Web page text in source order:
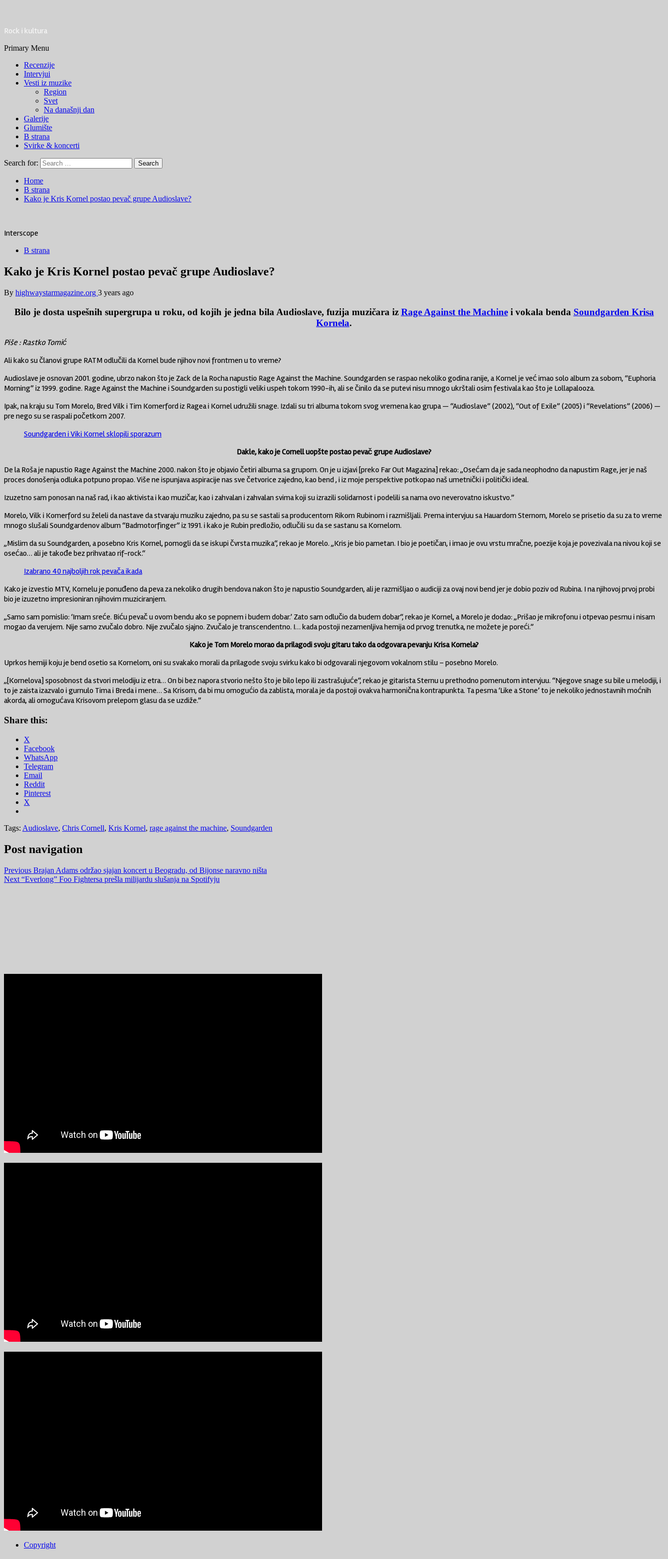
Rock i kultura
Primary Menu
Recenzije
Intervjui
Vesti iz muzike
Region
Svet
Na današnji dan
Galerije
Glumište
B strana
Svirke & koncerti
Search for:
Home
B strana
Kako je Kris Kornel postao pevač grupe Audioslave?
Interscope
B strana
Kako je Kris Kornel postao pevač grupe Audioslave?
By highwaystarmagazine.org 3 years ago
Bilo je dosta uspešnih supergrupa u roku, od kojih je jedna bila Audioslave, fuzija muzičara iz Rage Against the Machinei vokala benda Soundgarden Krisa
Kornela.
Piše : Rastko Tomić
Ali kako su članovi grupe RATM odlučili da Kornel bude njihov novi frontmen u to vreme?
Audioslave je osnovan 2001. godine, ubrzo nakon što je Zack de la Rocha napustio Rage Against the Machine. Soundgarden se raspao nekoliko godina ranije, a Kornel je već imao solo album za sobom, “Euphoria
Morning” iz 1999. godine. Rage Against the Machine i Soundgarden su postigli veliki uspeh tokom 1990-ih, ali se činilo da se putevi nisu mnogo ukrštali osim festivala kao što je Lollapalooza.
Ipak, na kraju su Tom Morelo, Bred Vilk i Tim Komerford iz Ragea i Kornel udružili snage. Izdali su tri albuma tokom svog vremena kao grupa — “Audioslave” (2002), “Out of Exile” (2005) i “Revelations” (2006) —
pre nego su se raspali početkom 2007.
Soundgarden i Viki Kornel sklopili sporazum
Dakle, kako je Cornell uopšte postao pevač grupe Audioslave?
De la Roša je napustio Rage Against the Machine 2000. nakon što je objavio četiri albuma sa grupom. On je u izjavi [preko Far Out Magazina] rekao: „Osećam da je sada neophodno da napustim Rage, jer je naš
proces donošenja odluka potpuno propao. Više ne ispunjava aspiracije nas sve četvorice zajedno, kao bend , i iz moje perspektive potkopao naš umetnički i politički ideal.
Izuzetno sam ponosan na naš rad, i kao aktivista i kao muzičar, kao i zahvalan i zahvalan svima koji su izrazili solidarnost i podelili sa nama ovo neverovatno iskustvo.”
Morelo, Vilk i Komerford su želeli da nastave da stvaraju muziku zajedno, pa su se sastali sa producentom Rikom Rubinom i razmišljali. Prema intervjuu sa Hauardom Sternom, Morelo se prisetio da su za to vreme
mnogo slušali Soundgardenov album “Badmotorfinger” iz 1991. i kako je Rubin predložio, odlučili su da se sastanu sa Kornelom.
„Mislim da su Soundgarden, a posebno Kris Kornel, pomogli da se iskupi čvrsta muzika“, rekao je Morelo. „Kris je bio pametan. I bio je poetičan, i imao je ovu vrstu mračne, poezije koja je povezivala na nivou koji se
osećao… ali je takođe bez prihvatao rif-rock.“
Izabrano 40 najboljih rok pevača ikada
Kako je izvestio MTV, Kornelu je ponuđeno da peva za nekoliko drugih bendova nakon što je napustio Soundgarden, ali je razmišljao o audiciji za ovaj novi bend jer je dobio poziv od Rubina. I na njihovoj prvoj probi
bio je izuzetno impresioniran njihovim muziciranjem.
„Samo sam pomislio: ‘Imam sreće. Biću pevač u ovom bendu ako se popnem i budem dobar.’ Zato sam odlučio da budem dobar“, rekao je Kornel, a Morelo je dodao: „Prišao je mikrofonu i otpevao pesmu i nisam
mogao da verujem. Nije samo zvučalo dobro. Nije zvučalo sjajno. Zvučalo je transcendentno. I… kada postoji nezamenljiva hemija od prvog trenutka, ne možete je poreći.”
Kako je Tom Morelo morao da prilagodi svoju gitaru tako da odgovara pevanju Krisa Kornela?
Uprkos hemiji koju je bend osetio sa Kornelom, oni su svakako morali da prilagode svoju svirku kako bi odgovarali njegovom vokalnom stilu – posebno Morelo.
„[Kornelova] sposobnost da stvori melodiju iz etra… On bi bez napora stvorio nešto što je bilo lepo ili zastrašujuće“, rekao je gitarista Sternu u prethodno pomenutom intervjuu. “Njegove snage su bile u melodiji, i
to je zaista izazvalo i gurnulo Tima i Breda i mene… Sa Krisom, da bi mu omogućio da zablista, morala je da postoji ovakva harmonična kontrapunkta. Ta pesma ‘Like a Stone’ to je nekoliko jednostavnih moćnih
akorda, ali omogućava Krisovom prelepom glasu da se uzdiže.”
Share this:
X
Facebook
WhatsApp
Telegram
Email
Reddit
Pinterest
X
Tags: Audioslave, Chris Cornell, Kris Kornel, rage against the machine, Soundgarden
Post navigation
Previous Brajan Adams održao sjajan koncert u Beogradu, od Bijonse naravno ništa
Next “Everlong” Foo Fightersa prešla milijardu slušanja na Spotifyju
Copyright